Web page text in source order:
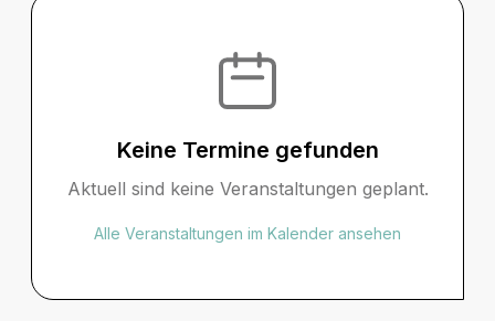
Keine Termine gefunden
Aktuell sind keine Veranstaltungen geplant.
Alle Veranstaltungen im Kalender ansehen